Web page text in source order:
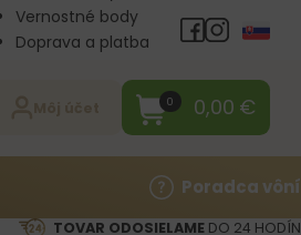
Vernostné body
Doprava a platba
0 0,00 €
Poradca vôní
TOVAR ODOSIELAME DO 24 HODÍN